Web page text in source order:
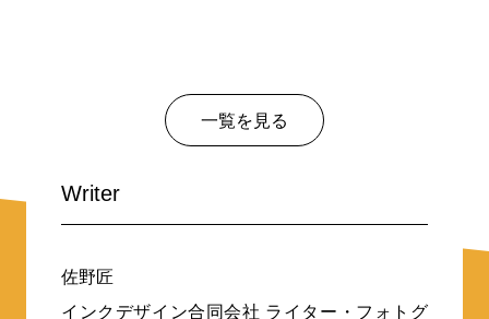
一覧を見る
Writer
佐野匠
インクデザイン合同会社 ライター・フォトグ